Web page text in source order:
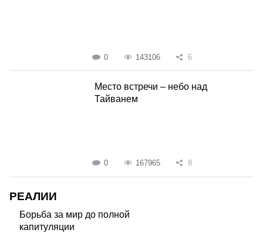
0 143106 6
Место встречи – небо над
Тайванем
0 167965 8
РЕАЛИИ
Борьба за мир до полной
капитуляции